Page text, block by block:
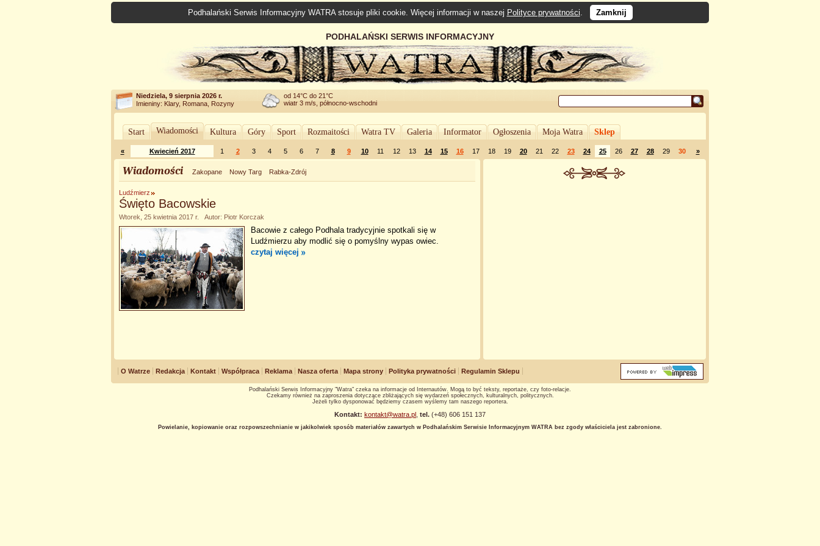
Podhalański Serwis Informacyjny WATRA stosuje pliki cookie. Więcej informacji w naszej Polityce prywatności. Zamknij
PODHALAŃSKI SERWIS INFORMACYJNY
Niedziela, 9 sierpnia 2026 r.
Imieniny: Klary, Romana, Rozyny
od 14°C do 21°C
wiatr 3 m/s, północno-wschodni
Start Wiadomości Kultura Góry Sport Rozmaitości Watra TV Galeria Informator Ogłoszenia Moja Watra Sklep
« Kwiecień 2017 1 2 3 4 5 6 7 8 9 10 11 12 13 14 15 16 17 18 19 20 21 22 23 24 25 26 27 28 29 30 »
Wiadomości Zakopane Nowy Targ Rabka-Zdrój
Ludźmierz
Święto Bacowskie
Wtorek, 25 kwietnia 2017 r. Autor: Piotr Korczak
Bacowie z całego Podhala tradycyjnie spotkali się w
Ludźmierzu aby modlić się o pomyślny wypas owiec.
czytaj więcej
O Watrze Redakcja Kontakt Współpraca Reklama Nasza oferta Mapa strony Polityka prywatności Regulamin Sklepu
Podhalański Serwis Informacyjny "Watra" czeka na informacje od Internautów. Mogą to być teksty, reportaże, czy foto-relacje.
Czekamy również na zaproszenia dotyczące zbliżających się wydarzeń społecznych, kulturalnych, politycznych.
Jeżeli tylko dysponować będziemy czasem wyślemy tam naszego reportera.
Kontakt: kontakt@watra.pl tel. (+48) 606 151 137
Powielanie, kopiowanie oraz rozpowszechnianie w jakikolwiek sposób materiałów zawartych w Podhalańskim Serwisie Informacyjnym WATRA bez zgody właściciela jest zabronione.